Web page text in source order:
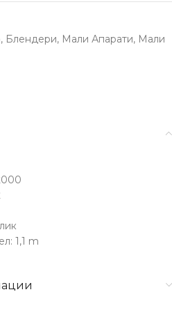
, Блендери, Мали Апарати, Мали
1,1 m